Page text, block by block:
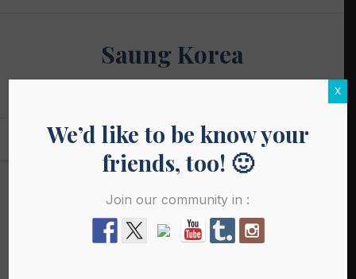
Saung Korea
wedding
We’d like to be know your
friends, too! 🙂
Join our community in :
X